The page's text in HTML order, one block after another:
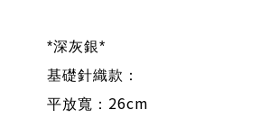
*深灰銀*
基礎針織款：
平放寬： 26cm